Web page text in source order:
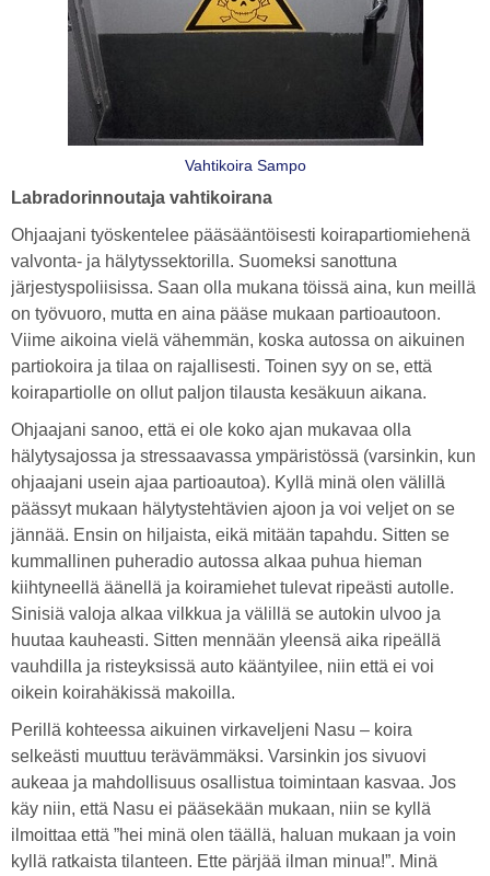
Vahtikoira Sampo
Labradorinnoutaja vahtikoirana
Ohjaajani työskentelee pääsääntöisesti koirapartiomiehenä
valvonta- ja hälytyssektorilla. Suomeksi sanottuna
järjestyspoliisissa. Saan olla mukana töissä aina, kun meillä
on työvuoro, mutta en aina pääse mukaan partioautoon.
Viime aikoina vielä vähemmän, koska autossa on aikuinen
partiokoira ja tilaa on rajallisesti. Toinen syy on se, että
koirapartiolle on ollut paljon tilausta kesäkuun aikana.
Ohjaajani sanoo, että ei ole koko ajan mukavaa olla
hälytysajossa ja stressaavassa ympäristössä (varsinkin, kun
ohjaajani usein ajaa partioautoa). Kyllä minä olen välillä
päässyt mukaan hälytystehtävien ajoon ja voi veljet on se
jännää. Ensin on hiljaista, eikä mitään tapahdu. Sitten se
kummallinen puheradio autossa alkaa puhua hieman
kiihtyneellä äänellä ja koiramiehet tulevat ripeästi autolle.
Sinisiä valoja alkaa vilkkua ja välillä se autokin ulvoo ja
huutaa kauheasti. Sitten mennään yleensä aika ripeällä
vauhdilla ja risteyksissä auto kääntyilee, niin että ei voi
oikein koirahäkissä makoilla.
Perillä kohteessa aikuinen virkaveljeni Nasu – koira
selkeästi muuttuu terävämmäksi. Varsinkin jos sivuovi
aukeaa ja mahdollisuus osallistua toimintaan kasvaa. Jos
käy niin, että Nasu ei pääsekään mukaan, niin se kyllä
ilmoittaa että ”hei minä olen täällä, haluan mukaan ja voin
kyllä ratkaista tilanteen. Ette pärjää ilman minua!”. Minä